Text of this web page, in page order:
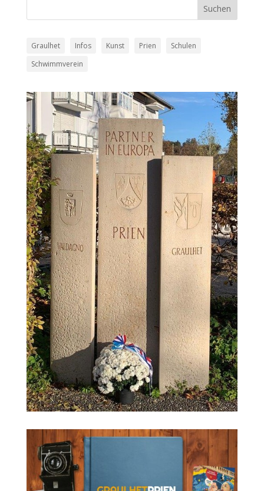
Graulhet Infos Kunst Prien
Schulen
Schwimmverein